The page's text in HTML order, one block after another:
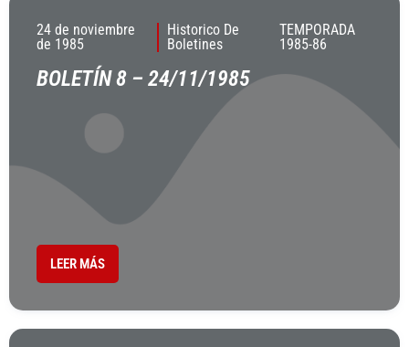
24 de noviembre
de 1985
Historico De
Boletines
TEMPORADA
1985-86
BOLETÍN 8 – 24/11/1985
LEER MÁS